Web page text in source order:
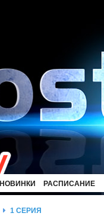
НОВИНКИ РАСПИСАНИЕ
1 СЕРИЯ